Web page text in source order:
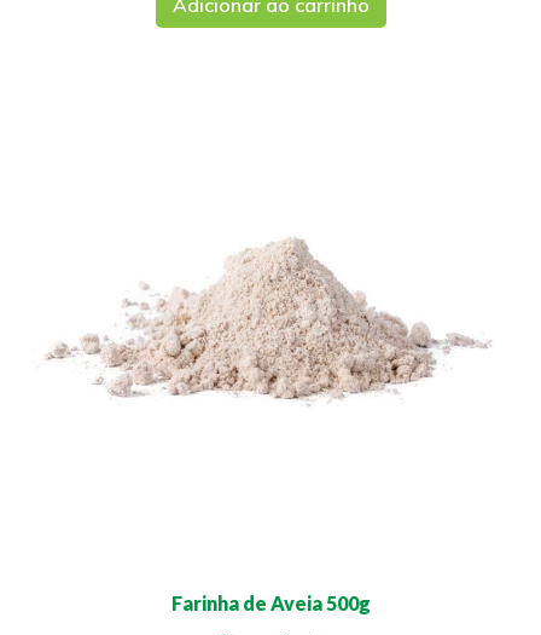
Adicionar ao carrinho
Farinha de Aveia 500g